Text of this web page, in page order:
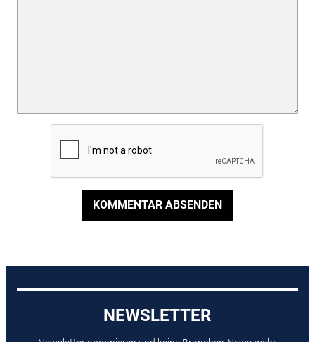
KOMMENTAR ABSENDEN
NEWSLETTER